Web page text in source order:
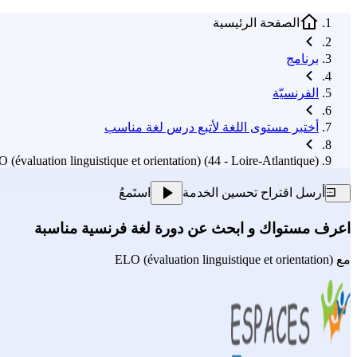
الصفحة الرئيسية
برنامج
الفرنسيّة
أختبر مستوى اللغة لأتبع درس لغة مناسب
(évaluation linguistique et orientation) (44 - Loire-Atlantique)
أرسل اقتراح تحسين الخدمة استَمعُ
اعرف مستواك و ابحث عن دورة لغة فرنسية مناسبة
مع ELO (évaluation linguistique et orientation)